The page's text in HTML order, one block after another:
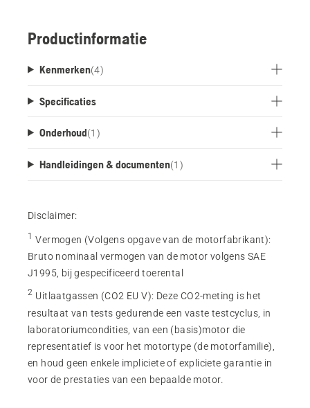
Productinformatie
Kenmerken(4)
Specificaties
Onderhoud(1 )
Handleidingen & documenten(1 )
Disclaimer:
1 Vermogen (Volgens opgave van de motorfabrikant):
Bruto nominaal vermogen van de motor volgens SAE
J1995, bij gespecificeerd toerental
2 Uitlaatgassen (CO2 EU V): Deze CO2-meting is het
resultaat van tests gedurende een vaste testcyclus, in
laboratoriumcondities, van een (basis)motor die
representatief is voor het motortype (de motorfamilie),
en houd geen enkele impliciete of expliciete garantie in
voor de prestaties van een bepaalde motor.